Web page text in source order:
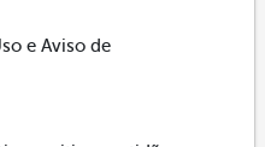
e Aviso de